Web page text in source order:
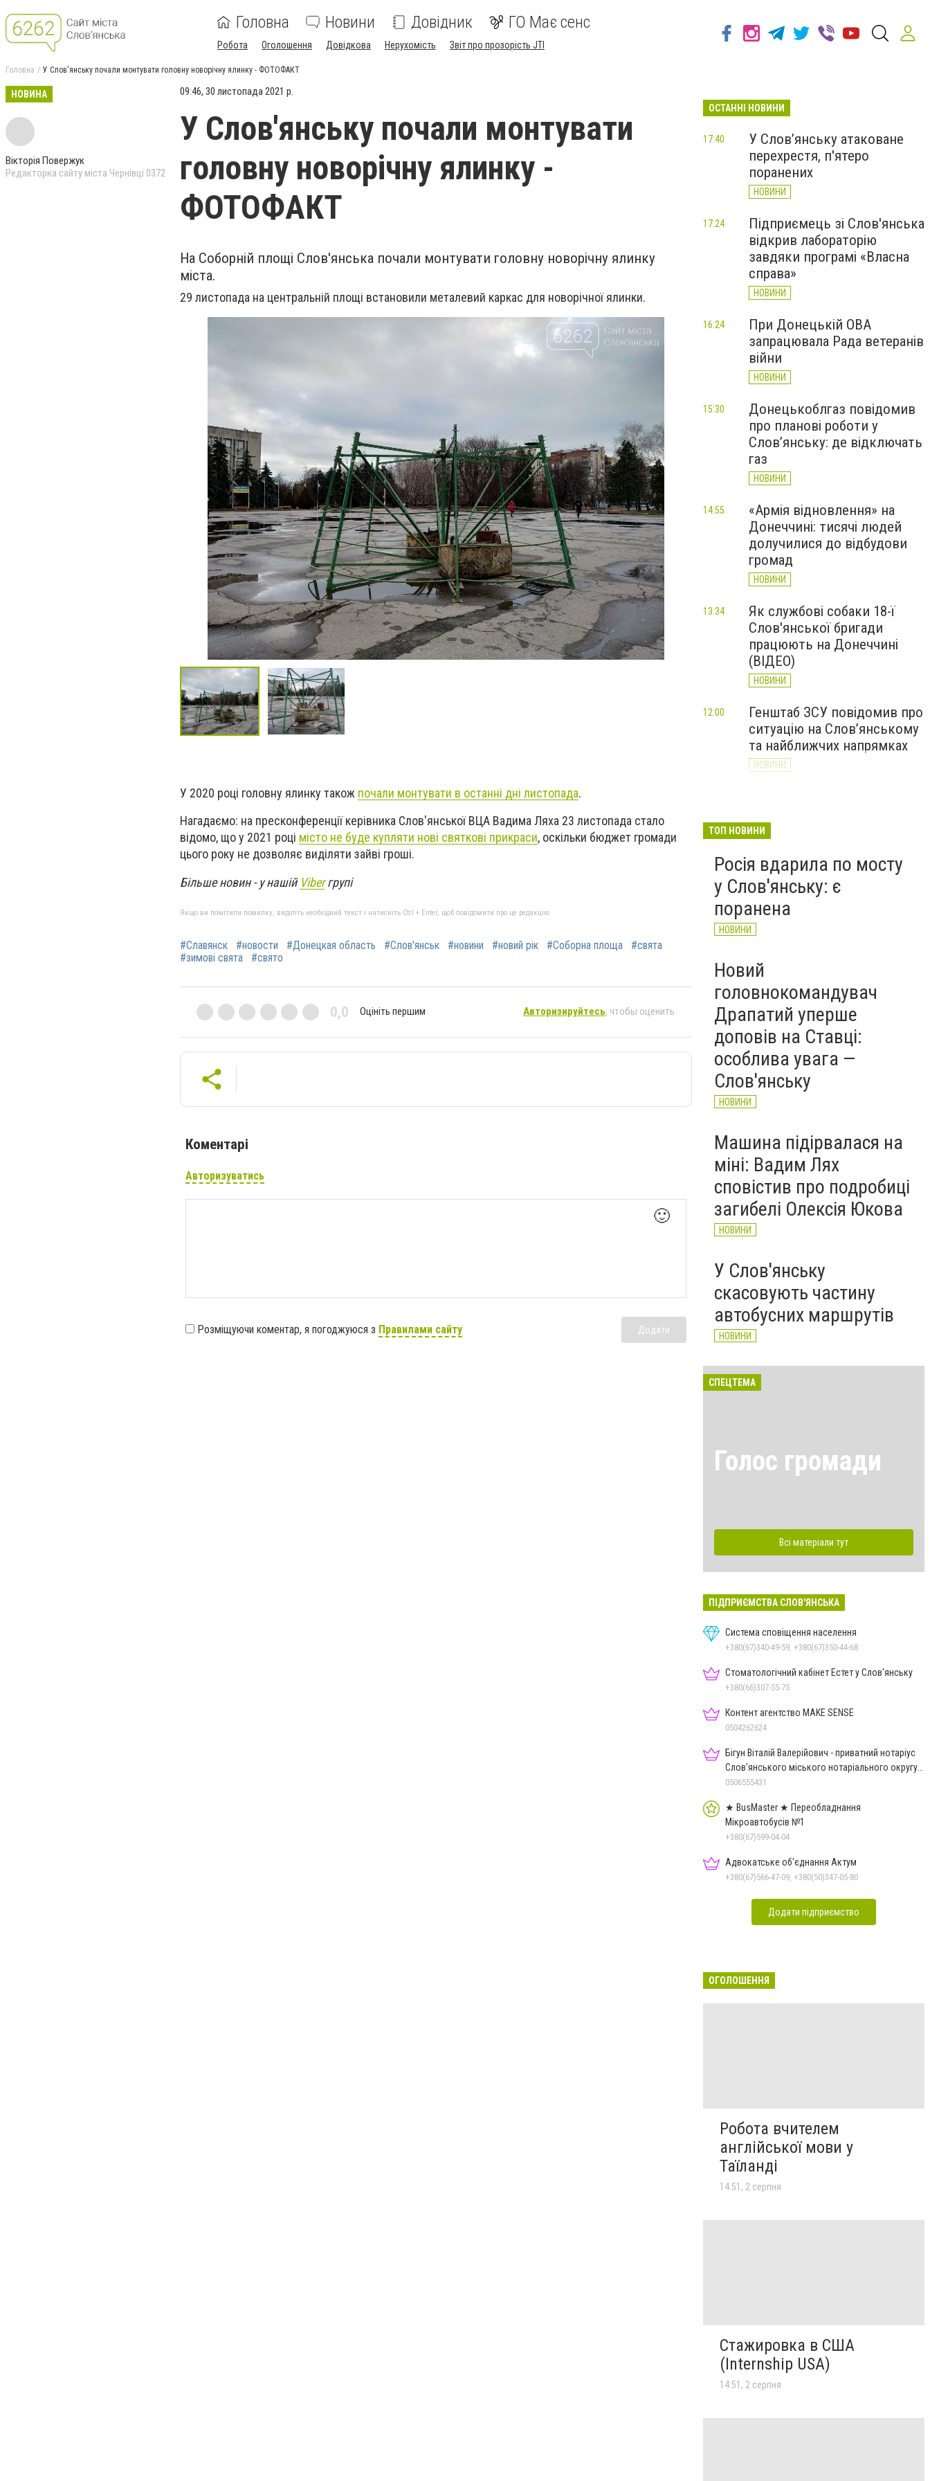
Головна Новини Довідник ГО Має сенс
Робота Оголошення Довідкова Нерухомість Звіт про прозорість JTI
Головна У Слов'янську почали монтувати головну новорічну ялинку - ФОТОФАКТ
НОВИНА
Вікторія Повержук
Редакторка сайту міста Чернівці 0372
09:46, 30 листопада 2021 р.
У Слов'янську почали монтувати
головну новорічну ялинку -
ФОТОФАКТ
На Соборній площі Слов'янська почали монтувати головну новорічну ялинку
міста.
29 листопада на центральній площі встановили металевий каркас для новорічної ялинки.
У 2020 році головну ялинку також почали монтувати в останні дні листопада.
Нагадаємо: на пресконференціїкерівника Слов'янської ВЦА Вадима Ляха 23 листопада стало
відомо, що у 2021 році місто не буде купляти нові святкові прикраси, оскільки бюджет громади
цього року не дозволяє виділяти зайві гроші.
Більше новин - у нашій Viberгрупі
Якщо ви помітили помилку, виділіть необхідний текст і натисніть Ctrl + Enter, щоб повідомити про це редакцію
#Славянск #новости #Донецкая область #Слов'янськ #новини #новий рік #Соборна площа
#свята
#зимові свята
#свято
0,0 Оцініть першим Авторизируйтесь, чтобы оценить
Коментарі
Авторизуватись
🙂
Розміщуючи коментар, я погоджуюся з Правилами сайту Додати
ОСТАННІ НОВИНИ
У Слов’янську атаковане
перехрестя, п'ятеро
поранених
НОВИНИ
17:40
Підприємець зі Слов'янська
відкрив лабораторію
завдяки програмі «Власна
справа»
НОВИНИ
17:24
При Донецькій ОВА
запрацювала Рада ветеранів
війни
НОВИНИ
16:24
Донецькоблгаз повідомив
про планові роботи у
Слов’янську: де відключать
газ
НОВИНИ
15:30
«Армія відновлення» на
Донеччині: тисячі людей
долучилися до відбудови
громад
НОВИНИ
14:55
Як службові собаки 18-ї
Слов'янської бригади
працюють на Донеччині
(ВІДЕО)
НОВИНИ
13:34
Генштаб ЗСУ повідомив про
ситуацію на Слов’янському
та найближчих напрямках
НОВИНИ
12:00
великої війни: 7 серпня
ТОП НОВИНИ
Росія вдарила по мосту
у Слов'янську: є
поранена
НОВИНИ
Новий
головнокомандувач
Драпатий уперше
доповів на Ставці:
особлива увага —
Слов'янську
НОВИНИ
Машина підірвалася на
міні: Вадим Лях
сповістив про подробиці
загибелі Олексія Юкова
НОВИНИ
У Слов'янську
скасовують частину
автобусних маршрутів
НОВИНИ
СПЕЦТЕМА
Голос громади
Всі матеріали тут
ПІДПРИЄМСТВА СЛОВ'ЯНСЬКА
Система сповіщення населення
+380(67)340-49-59, +380(67)350-44-68
Стоматологічний кабінет Естет у Слов'янську
+380(66)307-55-75
Контент агентство MAKE SENSE
0504262624
Бігун Віталій Валерійович - приватний нотаріус
Слов'янського міського нотаріального округу
Дон.обл.
0506555431
★ BusMaster ★ Переобладнання
Мікроавтобусів №1
+380(67)599-04-04
Адвокатське об'єднання Актум
+380(67)566-47-09, +380(50)347-05-80
Додати підприємство
ОГОЛОШЕННЯ
Робота вчителем
англійської мови у
Таїланді
14:51, 2 серпня
Стажировка в США
(Internship USA)
14:51, 2 серпня